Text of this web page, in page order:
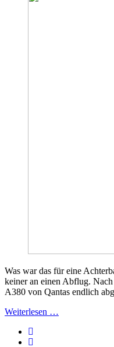
Was war das für eine
keiner an einen Abflug.
A380 von Qantas endlich
Weiterlesen …